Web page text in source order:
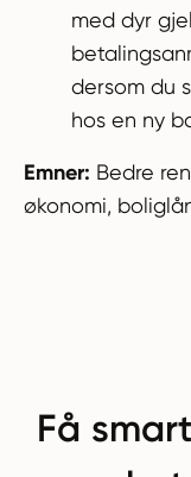
med dyr
dersom du
hos en ny
Emner: Bedre
økonomi,
Få